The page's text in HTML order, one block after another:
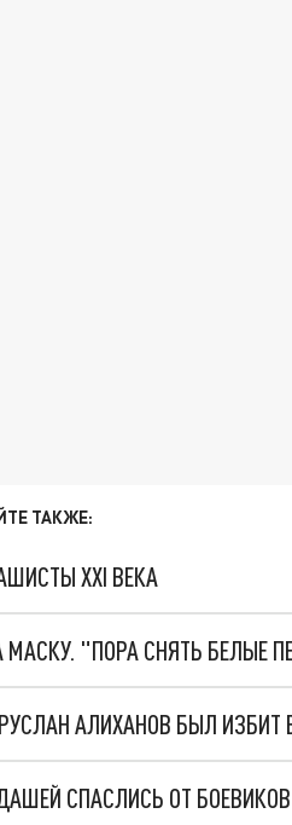
ТАКЖЕ:
XXI ВЕКА
МАСКУ. "ПОРА СНЯТЬ БЕЛЫЕ
АЛИХАНОВ БЫЛ ИЗБИТ
СПАСЛИСЬ ОТ